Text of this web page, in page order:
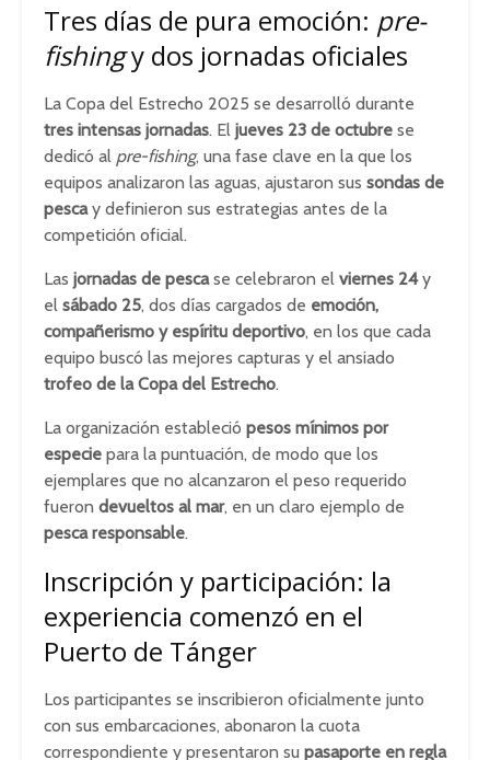
Tres días de pura emoción: pre-
fishingy dos jornadas oficiales
La Copa del Estrecho 2025 se desarrolló durante
tres intensas jornadas. El jueves 23 de octubre se
dedicó al pre-fishing, una fase clave en la que los
equipos analizaron las aguas, ajustaron sus sondas de
pescay definieron sus estrategias antes de la
competición oficial.
Las jornadas de pescase celebraron el viernes 24y
el sábado 25, dos días cargados de emoción,
compañerismo y espíritu deportivo, en los que cada
equipo buscó las mejores capturas y el ansiado
trofeo de la Copa del Estrecho.
La organización estableció pesos mínimos por
especie para la puntuación, de modo que los
ejemplares que no alcanzaron el peso requerido
fueron devueltos al mar, en un claro ejemplo de
pesca responsable.
Inscripción y participación: la
experiencia comenzó en el
Puerto de Tánger
Los participantes se inscribieron oficialmente junto
con sus embarcaciones, abonaron la cuota
correspondiente y presentaron su pasaporte en regla